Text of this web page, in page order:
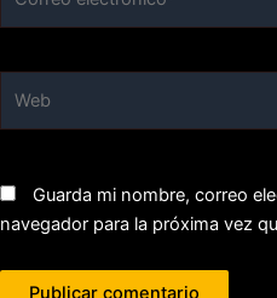
Guarda mi nombre, correo
navegador para la próxima vez